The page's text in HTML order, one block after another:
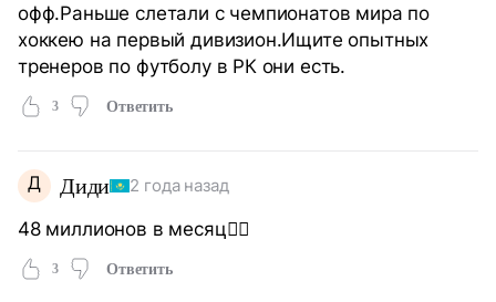
офф.Раньше слетали с чемпионатов мира по
хоккею на первый дивизион.Ищите опытных
тренеров по футболу в РК они есть.
3 Ответить
Д Диди 2 года назад
48 миллионов в месяц🤦‍♀️
3 Ответить